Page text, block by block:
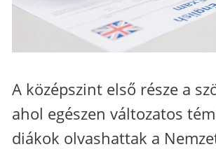
A középszint első része a
ahol egészen változatos
diákok olvashattak a